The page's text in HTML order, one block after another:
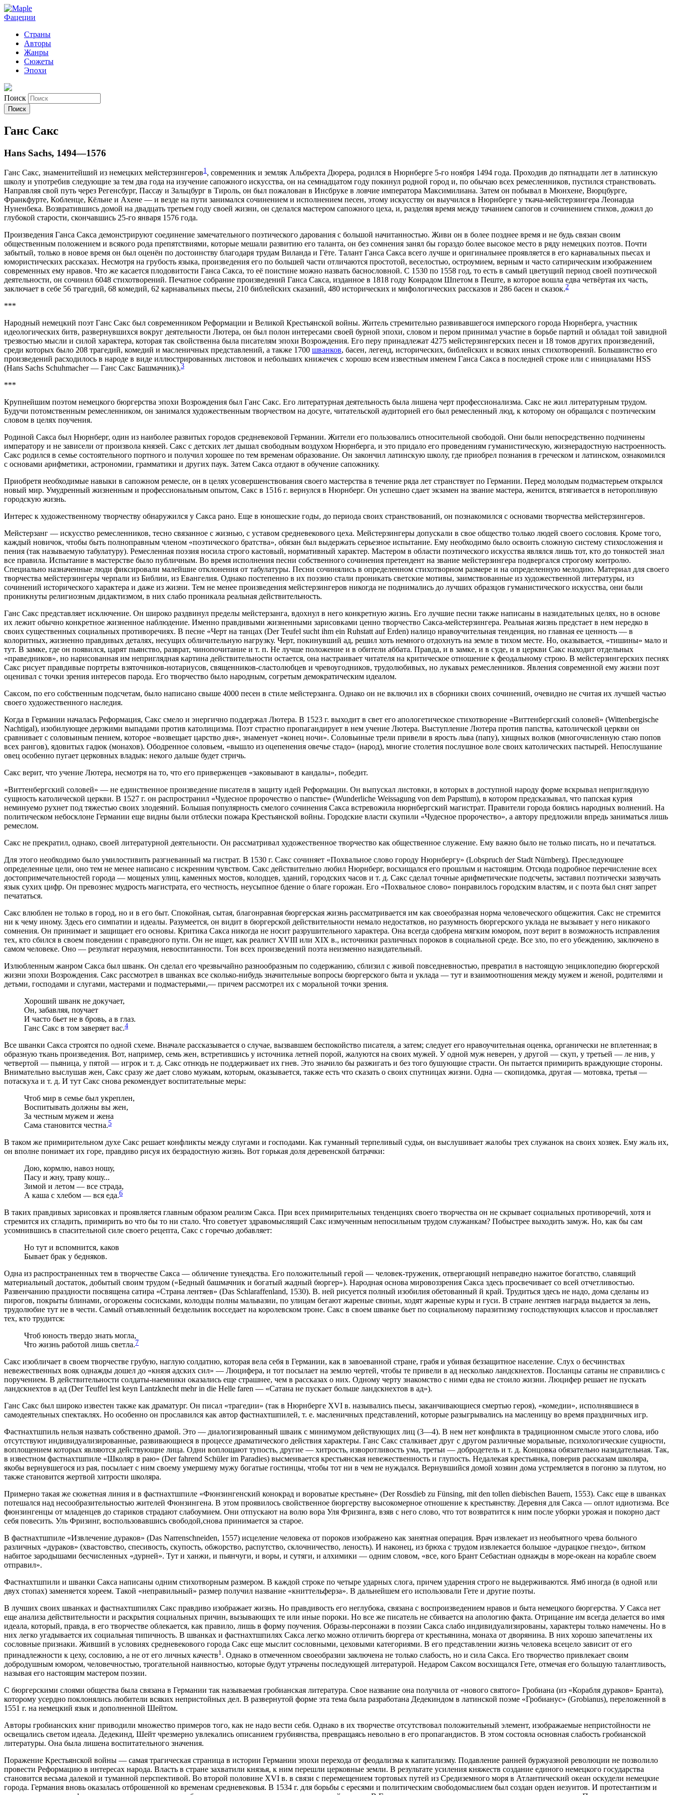
Фацеции
Страны
Авторы
Жанры
Сюжеты
Эпохи
Поиск
Ганс Сакс
Hans Sachs, 1494—1576
Ганс Сакс, знаменитейший из немецких мейстерзингеров1, современник и земляк Альбрехта Дюрера, родился в Нюрнберге 5-го ноября 1494 года. Проходив до пятнадцати лет в латинскую
школу и употребив следующие за тем два года на изучение сапожного искусства, он на семнадцатом году покинул родной город и, по обычаю всех ремесленников, пустился странствовать.
Направляя свой путь через Регенсбург, Пассау и Зальцбург в Тироль, он был пожалован в Инсбруке в ловчие императора Максимилиана. Затем он побывал в Мюнхене, Вюрцбурге,
Франкфурте, Кобленце, Кёльне и Ахене — и везде на пути занимался сочинением и исполнением песен, этому искусству он выучился в Нюрнберге у ткача-мейстерзингера Леонарда
Нуненбека. Возвратившись домой на двадцать третьем году своей жизни, он сделался мастером сапожного цеха, и, разделяя время между тачанием сапогов и сочинением стихов, дожил до
глубокой старости, скончавшись 25-го января 1576 года.
Произведения Ганса Сакса демонстрируют соединение замечательного поэтического дарования с большой начитанностью. Живи он в более позднее время и не будь связан своим
общественным положением и всякого рода препятствиями, которые мешали развитию его таланта, он без сомнения занял бы гораздо более высокое место в ряду немецких поэтов. Почти
забытый, только в новое время он был оценён по достоинству благодаря трудам Виланда и Гёте. Талант Ганса Сакса всего лучше и оригинальнее проявляется в его карнавальных пьесах и
юмористических рассказах. Несмотря на грубость языка, произведения его по большей части отличаются простотой, веселостью, остроумием, верным и часто сатирическим изображением
современных ему нравов. Что же касается плодовитости Ганса Сакса, то её поистине можно назвать баснословной. С 1530 по 1558 год, то есть в самый цветущий период своей поэтической
деятельности, он сочинил 6048 стихотворений. Печатное собрание произведений Ганса Сакса, изданное в 1818 году Конрадом Шпетом в Пеште, в которое вошла едва четвёртая их часть,
заключает в себе 56 трагедий, 68 комедий, 62 карнавальных пьесы, 210 библейских сказаний, 480 исторических и мифологических рассказов и 286 басен и сказок.2
***
Народный немецкий поэт Ганс Сакс был современником Реформации и Великой Крестьян­ской войны. Житель стремительно развивавшегося имперского города Нюрнберга, участник
идеологических битв, развернувшихся вокруг деятельности Лютера, он был полон интересами своей бурной эпохи, словом и пером принимал участие в борьбе партий и обладал той завидной
трезвостью мысли и силой характера, которая так свойственна была писателям эпохи Возрождения. Его перу принадлежат 4275 мейстерзингерских песен и 18 томов других произведений,
среди которых было 208 трагедий, комедий и ­масленичных представлений, а также 1700 шванков, басен, легенд, исторических, библейских и всяких иных стихотворений. Большинство его
произведений расходилось в народе в виде иллюстрированных листовок и небольших книжечек с хорошо всем известным именем Ганса Сакса в последней строке или с инициалами HSS
(Hans Sachs Schuh­macher — Ганс Сакс Башмачник).3
***
Крупнейшим поэтом немецкого бюргерства эпохи Возрождения был Ганс Сакс. Его литературная деятельность была лишена черт профессионализма. Сакс не жил литературным трудом.
Будучи потомственным ремесленником, он занимался художественным творчеством на досуге, читательской аудиторией его был ремесленный люд, к которому он обращался с поэтическим
словом в целях поучения.
Родиной Сакса был Нюрнберг, один из наиболее развитых городов средневековой Германии. Жители его пользовались относительной свободой. Они были непосредственно подчинены
императору и не зависели от произвола князей. Сакс с детских лет дышал свободным воздухом Нюрнберга, и это придало его проведениям гуманистическую, жизнерадостную настроенность.
Сакс родился в семье состоятельного портного и получил хорошее по тем временам образование. Он закончил латинскую школу, где приобрел познания в греческом и латинском, ознакомился
с основами арифметики, астрономии, грамматики и других паук. Затем Сакса отдают в обучение сапожнику.
Приобретя необходимые навыки в сапожном ремесле, он в целях усовершенствования своего мастерства в течение ряда лет странствует по Германии. Перед молодым подмастерьем открылся
новый мир. Умудренный жизненным и профессиональным опытом, Сакс в 1516 г. вернулся в Нюрнберг. Он успешно сдает экзамен на звание мастера, женится, втягивается в неторопливую
городскую жизнь.
Интерес к художественному творчеству обнаружился у Сакса рано. Еще в юношеские годы, до периода своих странствований, он познакомился с основами творчества мейстерзингеров.
Мейстерзанг — искусство ремесленников, тесно связанное с жизнью, с уставом средневекового цеха. Мейстерзингеры допускали в свое общество только людей своего сословия. Кроме того,
каждый новичок, чтобы быть полноправным членом «поэтического братства», обязан был выдержать серьезное испытание. Ему необходимо было освоить сложную систему стихосложения и
пения (так называемую табулатуру). Ремесленная поэзия носила строго кастовый, нормативный характер. Мастером в области поэтического искусства являлся лишь тот, кто до тонкостей знал
все правила. Испытание в мастерстве было публичным. Во время исполнения песни собственного сочинения претендент на звание мейстерзингера подвергался строгому контролю.
Специально назначенные люди фиксировали малейшие отклонения от табулатуры. Песни сочинялись в определенном стихотворном размере и на определенную мелодию. Материал для своего
творчества мейстерзингеры черпали из Библии, из Евангелия. Однако постепенно в их поэзию стали проникать светские мотивы, заимствованные из художественной литературы, из
сочинений исторического характера и даже из жизни. Тем не менее произведения мейстерзингеров никогда не поднимались до лучших образцов гуманистического искусства, они были
проникнуты религиозным дидактизмом, в них слабо проникала реальная действительность.
Ганс Сакс представляет исключение. Он широко раздвинул пределы мейстерзанга, вдохнул в него конкретную жизнь. Его лучшие песни также написаны в назидательных целях, но в основе
их лежит обычно конкретное жизненное наблюдение. Именно правдивыми жизненными зарисовками ценно творчество Сакса-мейстерзингера. Реальная жизнь предстает в нем нередко в
своих существенных социальных противоречиях. В песне «Черт на танцах (Der Teufel sucht ihm ein Ruhstatt auf Erden) налицо нравоучительная тенденция, но главная ее ценность — в
колоритных, жизненно правдивых деталях, несущих обличительную нагрузку. Черт, покинувший ад, решил хоть немного отдохнуть на земле в тихом месте. Но, оказывается, «тишины» мало и
тут. В замке, где он появился, царят пьянство, разврат, чинопочитание и т. п. Не лучше положение и в обители аббата. Правда, и в замке, и в суде, и в церкви Сакс находит отдельных
«праведников», но нарисованная им неприглядная картина действительности остается, она настраивает читателя на критическое отношение к феодальному строю. В мейстерзингерских песнях
Сакс рисует правдивые портреты взяточников-нотариусов, священников-сластолюбцев и чревоугодников, трудолюбивых, но лукавых ремесленников. Явления современной ему жизни поэт
оценивал с точки зрения интересов парода. Его творчество было народным, согретым демократическим идеалом.
Саксом, по его собственным подсчетам, было написано свыше 4000 песен в стиле мейстерзанга. Однако он не включил их в сборники своих сочинений, очевидно не считая их лучшей частью
своего художественного наследия.
Когда в Германии началась Реформация, Сакс смело и энергично поддержал Лютера. В 1523 г. выходит в свет его апологетическое стихотворение «Виттенбергский соловей» (Wittenbergische
Nachtigal), изобилующее дерзкими выпадами против католицизма. Поэт страстно пропагандирует в нем учение Лютера. Выступление Лютера против папства, католической церкви он
сравнивает с соловьиным пением, которое «возвещает царство дня», знаменует «конец ночи». Соловьиные трели привели в ярость льва (папу), хищных волков (многочисленную стаю попов
всех рангов), ядовитых гадюк (монахов). Ободренное соловьем, «вышло из оцепенения овечье стадо» (народ), многие столетия послушное воле своих католических пастырей. Непослушание
овец особенно пугает церковных владык: некого дальше будет стричь.
Сакс верит, что учение Лютера, несмотря на то, что его приверженцев «заковывают в кандалы», победит.
«Виттенбергский соловей» — не единственное произведение писателя в защиту идей Реформации. Он выпускал листовки, в которых в доступной народу форме вскрывал неприглядную
сущность католической церкви. В 1527 г. он распространил «Чудесное пророчество о папстве» (Wunderliche Weissagung von dem Papsttum), в котором предсказывал, что папская курия
неминуемо рухнет под тяжестью своих злодеяний. Большая популярность смелого сочинения Сакса встревожила нюрнбергский магистрат. Правители города боялись народных волнений. На
политическом небосклоне Германии еще видны были отблески пожара Крестьянской войны. Городские власти скупили «Чудесное пророчество», а автору предложили впредь заниматься лишь
ремеслом.
Сакс не прекратил, однако, своей литературной деятельности. Он рассматривал художественное творчество как общественное служение. Ему важно было не только писать, но и печататься.
Для этого необходимо было умилостивить разгневанный ма гистрат. В 1530 г. Сакс сочиняет «Похвальное слово городу Нюрнбергу» (Lobspruch der Stadt Nürnberg). Преследующее
определенные цели, оно тем не менее написано с искренним чувством. Сакс действительно любил Нюрнберг, восхищался его прошлым и настоящим. Отсюда подробное перечисление всех
достопримечательностей города — мощеных улиц, каменных мостов, колодцев, зданий, городских часов и т. д. Сакс сделал точные арифметические подсчеты, заставил поэтически зазвучать
язык сухих цифр. Он превознес мудрость магистрата, его честность, неусыпное бдение о благе горожан. Его «Похвальное слово» понравилось городским властям, и с поэта был снят запрет
печататься.
Сакс влюблен не только в город, но и в его быт. Спокойная, сытая, благонравная бюргерская жизнь рассматривается им как своеобразная норма человеческого общежития. Сакс не стремится
ни к чему иному. Здесь его симпатии и идеалы. Разумеется, он видит в бюргерской действительности немало недостатков, но разумность бюргерского уклада не вызывает у него никакого
сомнения. Он принимает и защищает его основы. Критика Сакса никогда не носит разрушительного характера. Она всегда сдобрена мягким юмором, поэт верит в возможность исправления
тех, кто сбился в своем поведении с праведного пути. Он не ищет, как реалист XVIII или XIX в., источники различных пороков в социальной среде. Все зло, по его убеждению, заключено в
самом человеке. Оно — результат неразумия, невоспитанности. Тон всех произведений поэта неизменно назидательный.
Излюбленным жанром Сакса был шванк. Он сделал его чрезвычайно разнообразным по содержанию, сблизил с живой повседневностью, превратил в настоящую энциклопедию бюргерской
жизни эпохи Возрождения. Сакс рассмотрел в шванках все сколько-нибудь значительные вопросы бюргерского быта и уклада — тут и взаимоотношения между мужем и женой, родителями и
детьми, господами и слугами, мастерами и подмастерьями,— причем рассмотрел их с моральной точки зрения.
Хороший шванк не докучает,
Он, забавляя, поучает
И часто бьет не в бровь, а в глаз.
Ганс Сакс в том заверяет вас.4
Все шванки Сакса строятся по одной схеме. Вначале рассказывается о случае, вызвавшем беспокойство писателя, а затем; следует его нравоучительная оценка, органически не вплетенная; в
образную ткань произведения. Вот, например, семь жен, встретившись у источника летней порой, жалуются на своих мужей. У одной муж неверен, у другой — скуп, у третьей — ле нив, у
четвертой — пьяница, у пятой — игрок и т. д. Сакс отнюдь не поддерживает их гнев. Это значило бы разжигать и без того бушующие страсти. Он пытается примирить враждующие стороны.
Внимательно выслушав жен, Сакс сразу же дает слово мужьям, которым, оказывается, также есть что сказать о своих спутницах жизни. Одна — скопидомка, другая — мотовка, третья —
потаскуха и т. д. И тут Сакс снова рекомендует воспитательные меры:
Чтоб мир в семье был укреплен,
Воспитывать должны вы жен,
За честным мужем и жена
Сама становится честна.5
В таком же примирительном духе Сакс решает конфликты между слугами и господами. Как гуманный терпеливый судья, он выслушивает жалобы трех служанок на своих хозяек. Ему жаль их,
он вполне понимает их горе, правдиво рисуя их безрадостную жизнь. Вот горькая доля деревенской батрачки:
Дою, кормлю, навоз ношу,
Пасу и жну, траву кошу...
Зимой и летом — все страда,
А каша с хлебом — вся еда.6
В таких правдивых зарисовках и проявляется главным образом реализм Сакса. При всех примирительных тенденциях своего творчества он не скрывает социальных противоречий, хотя и
стремится их сгладить, примирить во что бы то ни стало. Что советует здравомыслящий Сакс измученным непосильным трудом служанкам? Побыстрее выходить замуж. Но, как бы сам
усомнившись в спасительной силе своего рецепта, Сакс с горечью добавляет:
Но тут и вспомнится, каков
Бывает брак у бедняков.
Одна из распространенных тем в творчестве Сакса — обличение тунеядства. Его положительный герой — человек-труженик, отвергающий неправедно нажитое богатство, славящий
материальный достаток, добытый своим трудом («Бедный башмачник и богатый жадный бюргер»). Народная основа мировоззрения Сакса здесь просвечивает со всей отчетливостью.
Развенчанию праздности посвящена сатира «Страна лентяев» (Das Schlaraffenland, 1530). В. ней рисуется полный изобилия обетованный й край. Трудиться здесь не надо, дома сделаны из
пирогов, покрыты блинами, огорожены сосисками, колодцы полны мальвазии, по улицам бегают жареные свиньи, ходят жареные куры и гуси. В стране лентяев награда выдается за лень,
трудолюбие тут не в чести. Самый отъявленный бездельник восседает на королевском троне. Сакс в своем шванке бьет по социальному паразитизму господствующих классов и прославляет
тех, кто трудится:
Чтоб юность твердо знать могла,
Что жизнь работой лишь светла.7
Сакс изобличает в своем творчестве грубую, наглую солдатню, которая вела себя в Германии, как в завоеванной стране, грабя и убивая беззащитное население. Слух о бесчинствах
невежественных вояк однажды дошел до «князя адских сил» — Люцифера, и тот посылает на землю чертей, чтобы те привели в ад несколько ландскнехтов. Посланцы сатаны не справились с
поручением. В действительности солдаты-наемники оказались еще страшнее, чем в рассказах о них. Одному черту знакомство с ними едва не стоило жизни. Люцифер решает не пускать
ландскнехтов в ад (Der Teuffel lest keyn Lantzknecht mehr in die Helle faren — «Сатана не пускает больше ландскнехтов в ад»).
Ганс Сакс был широко известен также как драматург. Он писал «трагедии» (так в Нюрнберге XVI в. назывались пьесы, заканчивающиеся смертью героя), «комедии», исполнявшиеся в
самодеятельных спектаклях. Но особенно он прославился как автор фастнахтшпилей, т. е. масленичных представлений, которые разыгрывались на масленицу во время праздничных игр.
Фастнахтшпиль нельзя назвать собственно драмой. Это — диалогизированный шваик с минимумом действующих лиц (3—4). В нем нет конфликта в традиционном смысле этого слова, ибо
отсутствуют индивидуализированные, развивающиеся в процессе драматического действия характеры. Ганс Сакс сталкивает друг с другом различные моральные, психологические сущности,
воплощением которых являются действующие лица. Одни воплощают тупость, другие — хитрость, изворотливость ума, третьи — добродетель и т. д. Концовка обязательно назидательная. Так,
в известном фастнахтшпиле «Школяр в раю» (Der fahrend Schüler im Paradies) высмеивается крестьянская невежественность и глупость. Недалекая крестьянка, поверив рассказам школяра,
якобы вернувшегося из рая, посылает с ним своему умершему мужу богатые гостинцы, чтобы тот ни в чем не нуждался. Вернувшийся домой хозяин дома устремляется в погоню за плутом, но
также становится жертвой хитрости школяра.
Примерно такая же сюжетная линия и в фастнахтшпиле «Фюнзингенский конокрад и вороватые крестьяне» (Der Rossdieb zu Fünsing, mit den tollen diebischen Bauern, 1553). Сакс еще в шванках
потешался над несообразительностью жителей Фюнзингена. В этом проявилось свойственное бюргерству высокомерное отношение к крестьянству. Деревня для Сакса — оплот идиотизма. Все
фюнзингенцы от младенцев до стариков страдают слабоумием. Они отпускают на волю вора Уля Фризинга, взяв с него слово, что тот возвратится к ним после уборки урожая и покорно даст
себя повесить. Уль Фризинг, воспользовавшись свободой,снова принимается за старое.
В фастнахтшпиле «Извлечение дураков» (Das Narrenschneiden, 1557) исцеление человека от пороков изображено как занятная операция. Врач извлекает из необъятного чрева больного
различных «дураков» (хвастовство, спесивость, скупость, обжорство, распутство, склочничество, леность). И наконец, из брюха с трудом извлекается большое «дурацкое гнездо», битком
набитое зародышами бесчисленных «дурней». Тут и ханжи, и пьянчуги, и воры, и сутяги, и алхимики — одним словом, «все, кого Брант Себастиан однажды в море-океан на корабле своем
отправил».
Фастнахтшпили и шванки Сакса написаны одним стихотворным размером. В каждой строке по четыре ударных слога, причем ударения строго не выдерживаются. Ямб иногда (в одной или
двух стопах) заменяется хореем. Такой «неправильный» размер получил название «книттельферза». В дальнейшем его использовали Гете и другие поэты.
В лучших своих шванках и фастнахтшпилях Сакс правдиво изображает жизнь. Но правдивость его неглубока, связана с воспроизведением нравов и быта немецкого бюргерства. У Сакса нет
еще анализа действительности и раскрытия социальных причин, вызывающих те или иные пороки. Но все же писатель не сбивается на апологию факта. Отрицание им всегда делается во имя
идеала, который, правда, в его творчестве облекается, как правило, лишь в форму поучения. Образы-персонажи в поэзии Сакса слабо индивидуализированы, характеры только намечены. Но в
них легко угадывается их социальная типичность. В шванках и фастнахтшпилях Сакса легко можно отличить бюргера от крестьянина, монаха от дворянина. В них хорошо запечатлены их
сословные признаки. Живший в условиях средневекового города Сакс еще мыслит сословными, цеховыми категориями. В его представлении жизнь человека всецело зависит от его
принадлежности к цеху, сословию, а не от его личных качеств1 . Однако в отмеченном своеобразии заключена не только слабость, но и сила Сакса. Его творчество привлекает своим
добродушным юмором, человечностью, трогательной наивностью, которые будут утрачены последующей литературой. Недаром Саксом восхищался Гете, отмечая его большую талантливость,
называя его настоящим мастером поэзии.
С бюргерскими слоями общества была связана в Германии так называемая гробианская литература. Свое название она получила от «нового святого» Гробиана (из «Корабля дураков» Бранта),
которому усердно поклонялись любители всяких непристойных дел. В развернутой форме эта тема была разработана Дедекиндом в латинской поэме «Гробианус» (Grobianus), переложенной в
1551 г. на немецкий язык и дополненной Шейтом.
Авторы гробианских книг приводили множество примеров того, как не надо вести себя. Однако в их творчестве отсутствовал положительный элемент, изображаемые непристойности не
освещались светом идеала. Дедекинд, Шейт чрезмерно увлекались описанием грубиянства, превращаясь невольно в его пропагандистов. В этом состояла основная слабость гробианской
литературы. Она была лишена воспитательного значения.
Поражение Крестьянской войны — самая трагическая страница в истории Германии эпохи перехода от феодализма к капитализму. Подавление ранней буржуазной революции не позволило
провести Реформацию в интересах народа. Власть в стране захватили князья, к ним перешли церковные земли. В результате усиления княжеств создание единого немецкого государства
становится весьма далекой и туманной перспективой. Во второй половине XVI в. в связи с перемещением тортовых путей из Средиземного моря в Атлантический океан оскудели немецкие
города. Германия вновь оказалась отброшенной ко временам средневековья. В 1534 г. для борьбы с ересями и политическим свободомыслием был создан орден иезуитов. И протестантизм и